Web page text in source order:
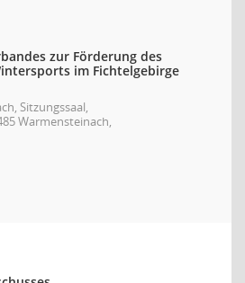
zur Förderung des
im Fichtelgebirge
Sitzungssaal,
Warmensteinach,